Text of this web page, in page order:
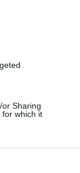
Sharing
which it